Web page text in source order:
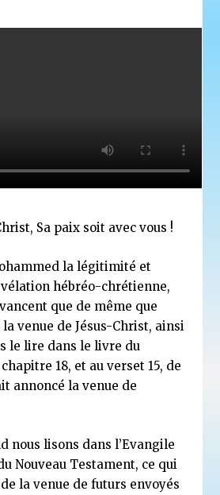
Sa paix soit avec vous !
la légitimité et
hébréo-chrétienne,
que de même que
venue de Jésus-Christ, ainsi
le lire dans le livre du
18, et au verset 15, de
annoncé la venue de
nous lisons dans l’Evangile
Nouveau Testament, ce qui
la venue de futurs envoyés